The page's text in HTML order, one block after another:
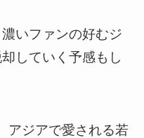
いファンの好むジ
していく予感もし
アジアで愛される若